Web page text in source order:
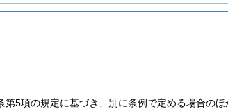
第5項の規定に基づき、別に条例で定める場合の